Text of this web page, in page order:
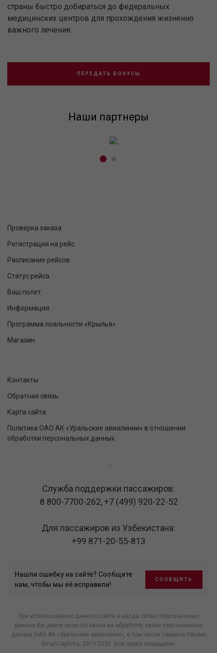
страны быстро добираться до федеральных
медицинских центров для прохождения жизненно
важного лечения.
ПЕРЕДАТЬ БОНУСЫ
Наши партнеры
Проверка заказа
Регистрация на рейс
Расписание рейсов
Статус рейса
Ваш полет
Информация
Программа лояльности «Крылья»
Магазин
Контакты
Обратная связь
Карта сайта
Политика ОАО АК «Уральские авиалинии» в отношении
обработки персональных данных
Служба поддержки пассажиров:
8 800-7700-262,+7 (499) 920-22-52
Для пассажиров из Узбекистана:
+99 871-20-55-813
Нашли ошибку на сайте? Сообщите
нам, чтобы мы её исправили!
СООБЩИТЬ
При использовании данного сайта и ввода своих персональных
данных Вы даете свое согласие на обработку своих персональных
данных ОАО АК «Уральские авиалинии», в том числе сервиса Yandex
SmartCaptcha, 2013-2026. Все права защищены.